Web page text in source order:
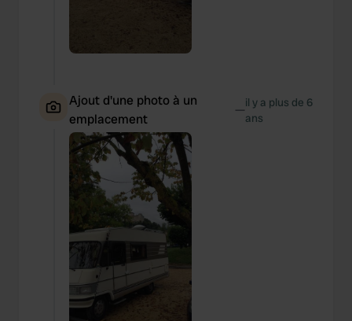
Ajout d'une photo à un
emplacement
—il y a plus de 6
ans